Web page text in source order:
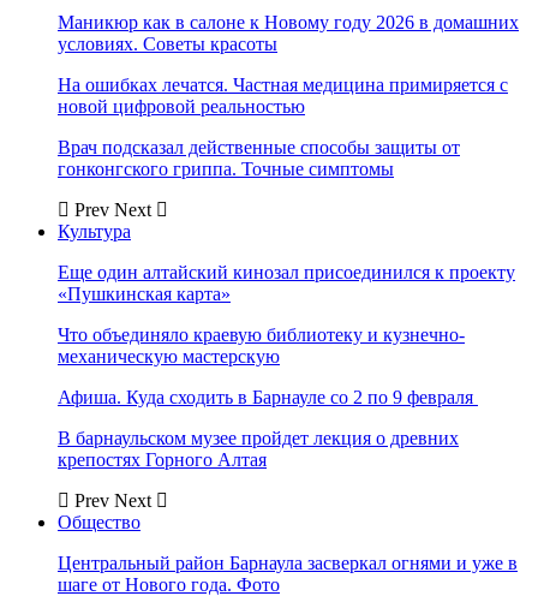
Маникюр как в салоне к Новому году 2026 в домашних
условиях. Советы красоты
На ошибках лечатся. Частная медицина примиряется с
новой цифровой реальностью
Врач подсказал действенные способы защиты от
гонконгского гриппа. Точные симптомы
Prev Next
Культура
Еще один алтайский кинозал присоединился к проекту
«Пушкинская карта»
Что объединяло краевую библиотеку и кузнечно-
механическую мастерскую
Афиша. Куда сходить в Барнауле со 2 по 9 февраля
В барнаульском музее пройдет лекция о древних
крепостях Горного Алтая
Prev Next
Общество
Центральный район Барнаула засверкал огнями и уже в
шаге от Нового года. Фото